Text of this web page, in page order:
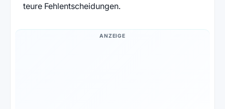
teure Fehlentscheidungen.
ANZEIGE